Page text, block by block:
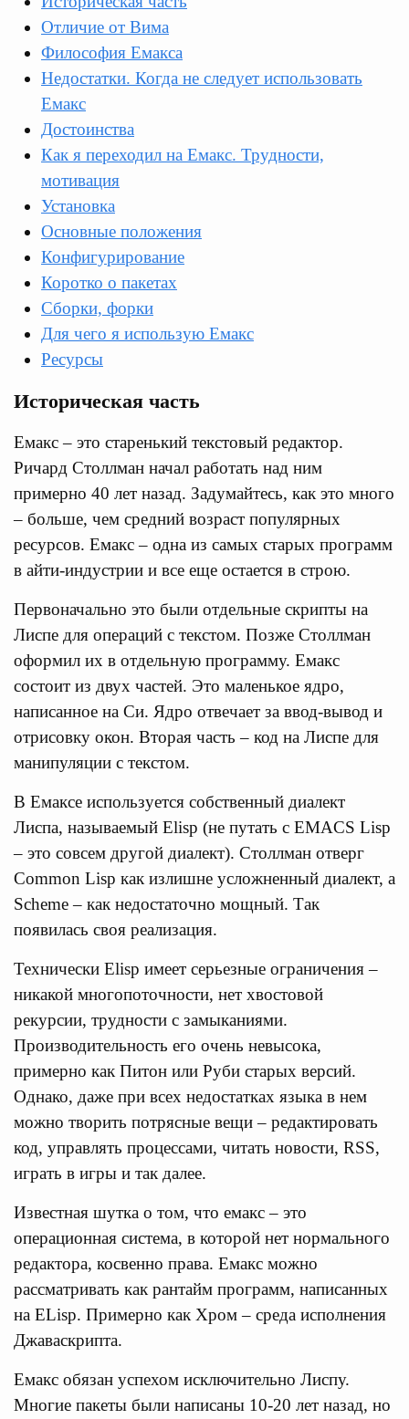
Отличие от Вима
Философия Емакса
Недостатки. Когда не следует использовать
Емакс
Достоинства
Как я переходил на Емакс. Трудности,
мотивация
Установка
Основные положения
Конфигурирование
Коротко о пакетах
Сборки, форки
Для чего я использую Емакс
Ресурсы
Историческая часть
Емакс – это старенький текстовый редактор.
Ричард Столлман начал работать над ним
примерно 40 лет назад. Задумайтесь, как это много
– больше, чем средний возраст популярных
ресурсов. Емакс – одна из самых старых программ
в айти-индустрии и все еще остается в строю.
Первоначально это были отдельные скрипты на
Лиспе для операций с текстом. Позже Столлман
оформил их в отдельную программу. Емакс
состоит из двух частей. Это маленькое ядро,
написанное на Си. Ядро отвечает за ввод-вывод и
отрисовку окон. Вторая часть – код на Лиспе для
манипуляции с текстом.
В Емаксе используется собственный диалект
Лиспа, называемый Elisp (не путать с EMACS Lisp
– это совсем другой диалект). Столлман отверг
Common Lisp как излишне усложненный диалект, а
Scheme – как недостаточно мощный. Так
появилась своя реализация.
Технически Elisp имеет серьезные ограничения –
никакой многопоточности, нет хвостовой
рекурсии, трудности с замыканиями.
Производительность его очень невысока,
примерно как Питон или Руби старых версий.
Однако, даже при всех недостатках языка в нем
можно творить потрясные вещи – редактировать
код, управлять процессами, читать новости, RSS,
играть в игры и так далее.
Известная шутка о том, что емакс – это
операционная система, в которой нет нормального
редактора, косвенно права. Емакс можно
рассматривать как рантайм программ, написанных
на ELisp. Примерно как Хром – среда исполнения
Джаваскрипта.
Емакс обязан успехом исключительно Лиспу.
Многие пакеты были написаны 10-20 лет назад, но